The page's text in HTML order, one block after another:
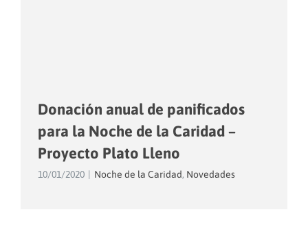
Donación anual de panificados
para la Noche de la Caridad –
Proyecto Plato Lleno
10/01/2020 Noche de la Caridad, Novedades